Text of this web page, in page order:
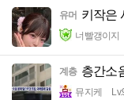
유머 키작은
너빨갱이지
계층 층간소
뮤지케